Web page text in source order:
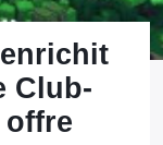
Club-
offre